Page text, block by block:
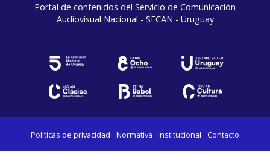
Portal de contenidos del Servicio de Comunicación
Audiovisual Nacional - SECAN - Uruguay
Políticas de privacidad Normativa Institucional Contacto